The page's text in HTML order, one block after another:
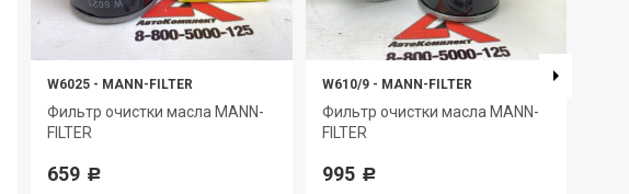
W6025 - MANN-FILTER
Фильтр очистки масла MANN-
FILTER
659 Р
W610/9 - MANN-FILTER
Фильтр очистки масла MANN-
FILTER
995 Р